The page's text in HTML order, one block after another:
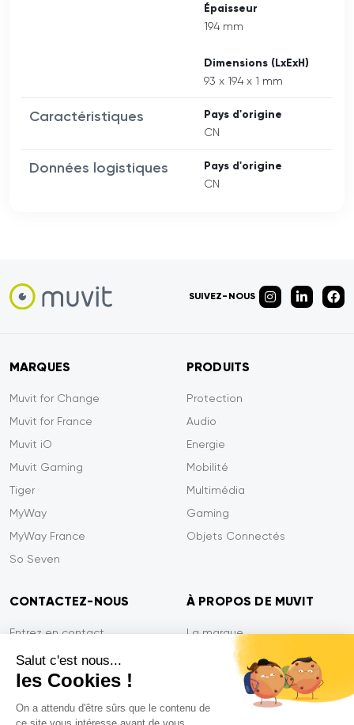
Salut c'est nous...
les Cookies !
On a attendu d'être sûrs que le contenu de
ce site vous intéresse avant de vous
Épaisseur
194 mm
Dimensions (LxExH)
93 x 194 x 1 mm
Caractéristiques Pays d'origine
CN
Données logistiques Pays d'origine
CN
SUIVEZ-NOUS
MARQUES
Muvit for Change
Muvit for France
Muvit iO
Muvit Gaming
Tiger
MyWay
MyWay France
So Seven
PRODUITS
Protection
Audio
Energie
Mobilité
Multimédia
Gaming
Objets Connectés
CONTACTEZ-NOUS
Entrez en contact
Paiement sécurisé
Efficacité du service
Garantie Tiger
À PROPOS DE MUVIT
La marque
Confidentialité
Contactez-nous